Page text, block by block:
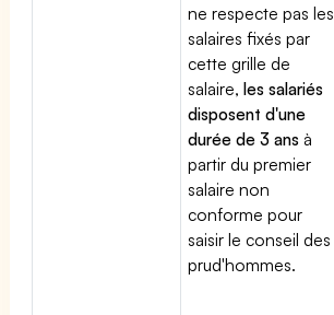
ne respecte pas les
salaires fixés par
cette grille de
salaire,les salariés
disposent d'une
durée de 3 ans à
partir du premier
salaire non
conforme pour
saisir le conseil des
prud'hommes.